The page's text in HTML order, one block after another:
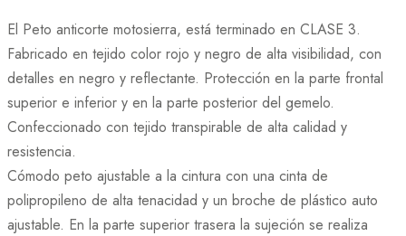
El Peto anticorte motosierra, está terminado en CLASE 3.
Fabricado en tejido color rojo y negro de alta visibilidad, con
detalles en negro y reflectante. Protección en la parte frontal
superior e inferior y en la parte posterior del gemelo.
Confeccionado con tejido transpirable de alta calidad y
resistencia.
Cómodo peto ajustable a la cintura con una cinta de
polipropileno de alta tenacidad y un broche de plástico auto
ajustable. En la parte superior trasera la sujeción se realiza